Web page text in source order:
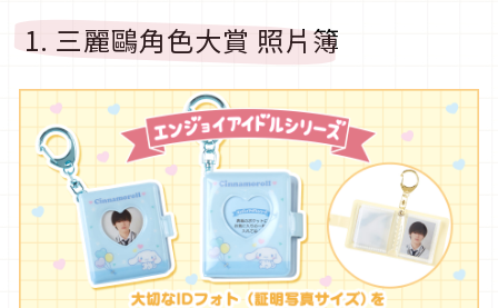
1. 三麗鷗角色大賞 照片簿